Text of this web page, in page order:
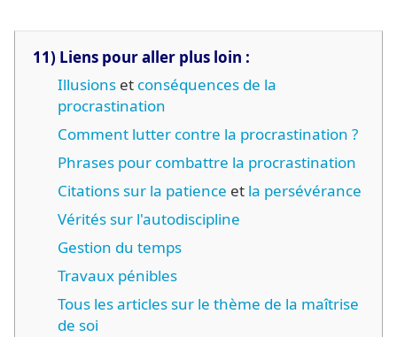
11) Liens pour aller plus loin :
Illusions et conséquences de la
procrastination
Comment lutter contre la procrastination ?
Phrases pour combattre la procrastination
Citations sur la patience et la persévérance
Vérités sur l'autodiscipline
Gestion du temps
Travaux pénibles
Tous les articles sur le thème de la maîtrise
de soi